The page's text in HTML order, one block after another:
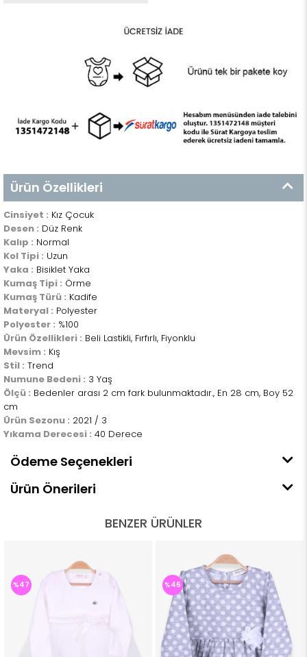
Ürün Özellikleri
Cinsiyet : Kız Çocuk
Desen : Düz Renk
Kalıp : Normal
Kol Tipi : Uzun
Yaka : Bisiklet Yaka
Kumaş Tipi : Örme
Kumaş Türü : Kadife
Materyal : Polyester
Polyester : %100
Ürün Özellikleri : Beli Lastikli, Fırfırlı, Fiyonklu
Mevsim : Kış
Stil : Trend
Numune Bedeni : 3 Yaş
Ölçü : Bedenler arası 2 cm fark bulunmaktadır., En 28 cm, Boy 52
cm
Ürün Sezonu : 2021 / 3
Yıkama Derecesi : 40 Derece
Ödeme Seçenekleri
Ürün Önerileri
BENZER ÜRÜNLER
%47 %46